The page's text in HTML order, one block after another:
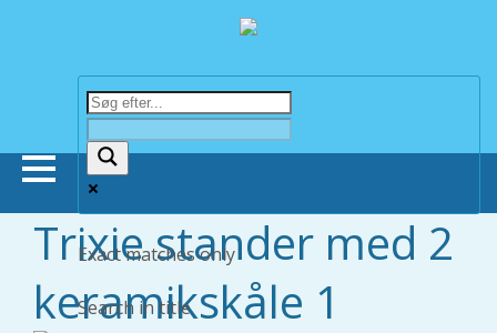
Exact matches only
Search in title
Forsiden
Butikker
Trixie stander med 2
keramikskåle 1